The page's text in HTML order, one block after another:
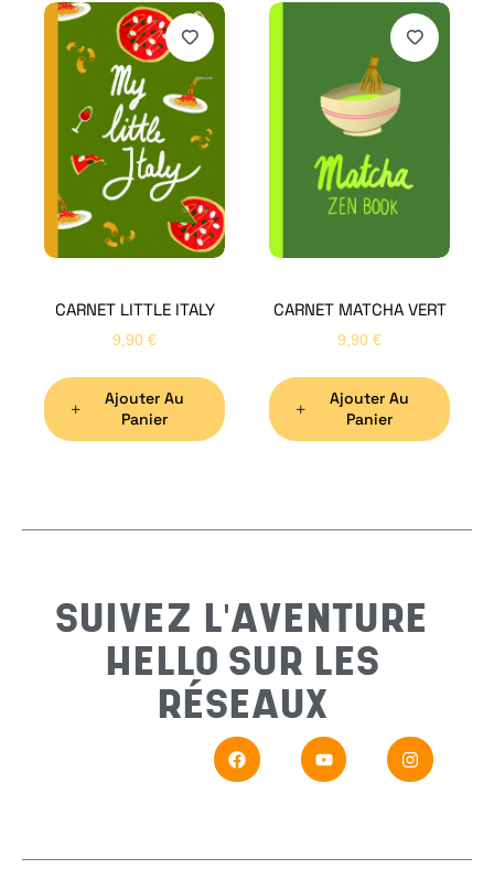
CARNET LITTLE ITALY
9,90 €
Ajouter Au
Panier
CARNET MATCHA VERT
9,90 €
Ajouter Au
Panier
SUIVEZ L'AVENTURE
HELLO SUR LES
RÉSEAUX